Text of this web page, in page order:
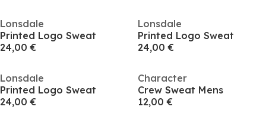
Lonsdale
Printed Logo Sweat
24,00 €
Lonsdale
Printed Logo Sweat
24,00 €
Lonsdale
Printed Logo Sweat
24,00 €
Character
Crew Sweat Mens
12,00 €